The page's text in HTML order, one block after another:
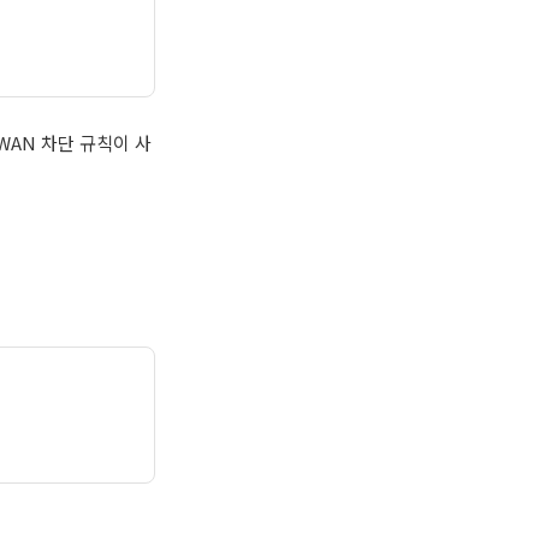
차단 규칙이 사